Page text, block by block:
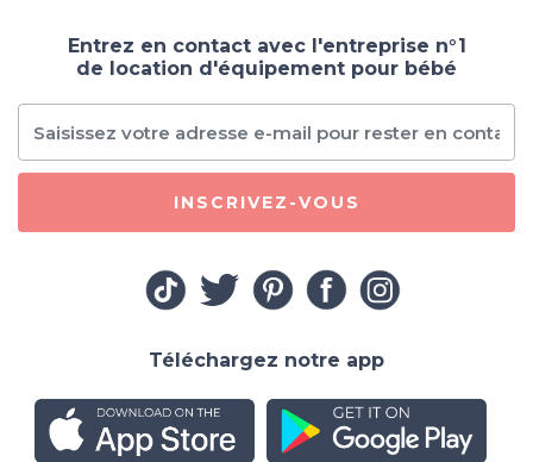
Entrez en contact avec l'entreprise n°1
de location d'équipement pour bébé
INSCRIVEZ-VOUS
Téléchargez notre app